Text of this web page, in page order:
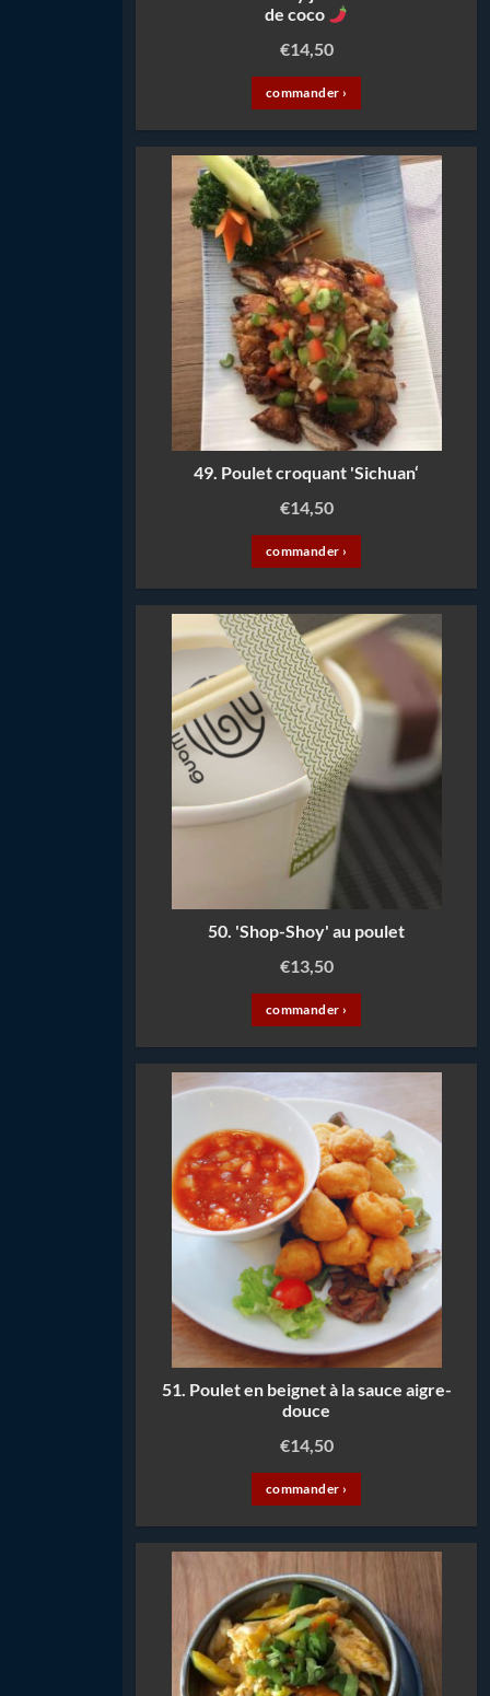
de coco
€14,50
commander ›
49. Poulet croquant 'Sichuan‘
€14,50
commander ›
50. 'Shop-Shoy' au poulet
€13,50
commander ›
51. Poulet en beignet à la sauce aigre-
douce
€14,50
commander ›